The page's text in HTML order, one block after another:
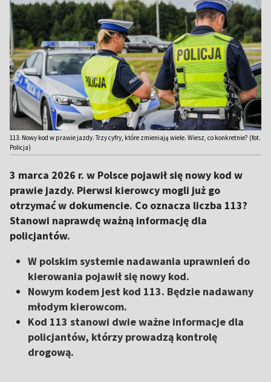
113. Nowy kod w prawie jazdy. Trzy cyfry, które zmieniają wiele. Wiesz, co konkretnie? (fot.
Policja)
3 marca 2026 r. w Polsce pojawił się nowy kod w
prawie jazdy. Pierwsi kierowcy mogli już go
otrzymać w dokumencie. Co oznacza liczba 113?
Stanowi naprawdę ważną informację dla
policjantów.
W polskim systemie nadawania uprawnień do
kierowania pojawił się nowy kod.
Nowym kodem jest kod 113. Będzie nadawany
młodym kierowcom.
Kod 113 stanowi dwie ważne informacje dla
policjantów, którzy prowadzą kontrolę
drogową.